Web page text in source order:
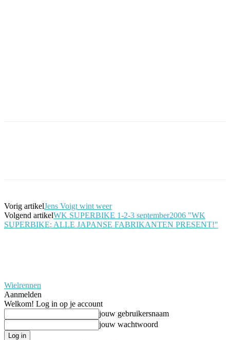
Vorig artikelJens Voigt wint weer
Volgend artikelWK SUPERBIKE 1-2-3 september2006 "WK
SUPERBIKE: ALLE JAPANSE FABRIKANTEN PRESENT!"
Wielrennen
Aanmelden
Welkom! Log in op je account
jouw gebruikersnaam
jouw wachtwoord